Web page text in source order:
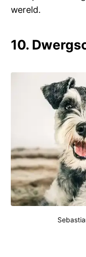
wereld.
10.